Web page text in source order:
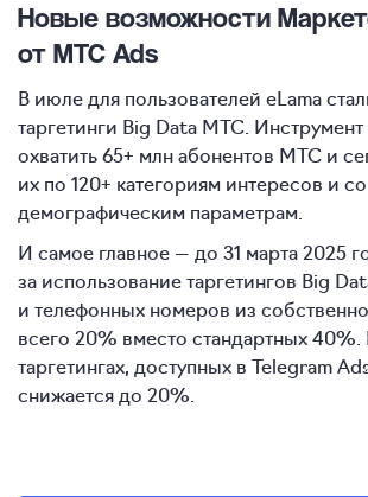
Новые возможности
от МТС Ads
В июле для пользователей eLama
таргетинги Big Data МТС. Инструмент
охватить 65+ млн абонентов МТС и
их по 120+ категориям интересов и
демографическим параметрам.
И самое главное — до 31 марта 2025
за использование таргетингов Big
и телефонных номеров из
всего 20% вместо стандартных
таргетингах, доступных в Telegram
снижается до 20%.